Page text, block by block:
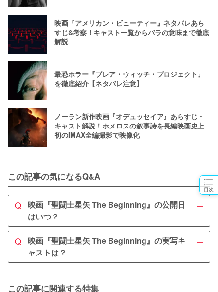
目次
映画『アメリカン・ビューティー』ネタバレあら
すじ&考察！キャスト一覧からバラの意味まで徹底
解説
最恐ホラー『ブレア・ウィッチ・プロジェクト』
を徹底紹介【ネタバレ注意】
ノーラン新作映画『オデュッセイア』あらすじ・
キャスト解説！ホメロスの叙事詩を長編映画史上
初のIMAX全編撮影で映像化
この記事の気になるQ&A
Q 映画『聖闘士星矢 The Beginning』の公開日
はいつ？
＋
A
ハリウッド実写映画「聖闘士星矢」は2023年4月28日に公
開予定です。
Q 映画『聖闘士星矢 The Beginning』の実写キ
ャストは？
＋
この記事に関連する特集